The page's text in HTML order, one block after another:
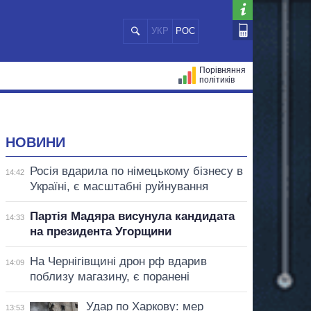
УКР РОС
Порівняння
політиків
НОВИНИ
14:42
Росія вдарила по німецькому бізнесу в
Україні, є масштабні руйнування
14:33
Партія Мадяра висунула кандидата
на президента Угорщини
14:09
На Чернігівщині дрон рф вдарив
поблизу магазину, є поранені
13:53
Удар по Харкову: мер